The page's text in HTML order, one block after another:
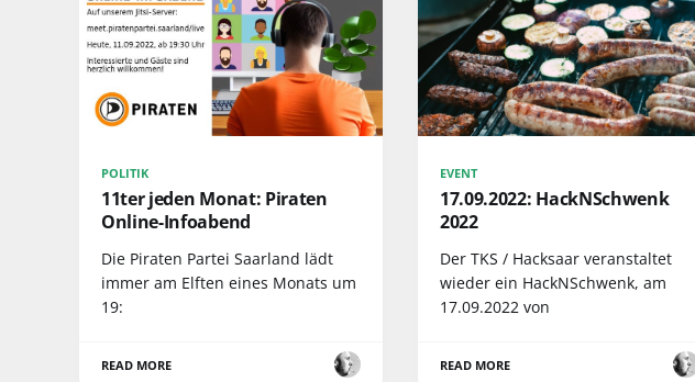
POLITIK
11ter jeden Monat: Piraten
Online-Infoabend
Die Piraten Partei Saarland lädt
immer am Elften eines Monats um
19:
READ MORE
EVENT
17.09.2022: HackNSchwenk
2022
Der TKS / Hacksaar veranstaltet
wieder ein HackNSchwenk, am
17.09.2022 von
READ MORE